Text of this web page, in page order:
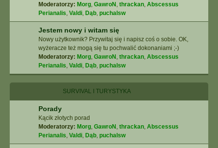
Moderatorzy: Morg, GawroN , thrackan, Abscessus
Perianalis, Valdi, Dąb, puchalsw
Jestem nowy i witam się
Nowy użytkownik? Przywitaj się i napisz coś o sobie. OK,
wyżeracze też mogą się tu pochwalić dokonaniami ;-)
Moderatorzy: Morg, GawroN , thrackan, Abscessus
Perianalis, Valdi, Dąb, puchalsw
SURVIVAL I TURYSTYKA
Porady
Kącik złotych porad
Moderatorzy: Morg, GawroN , thrackan, Abscessus
Perianalis, Valdi, Dąb, puchalsw